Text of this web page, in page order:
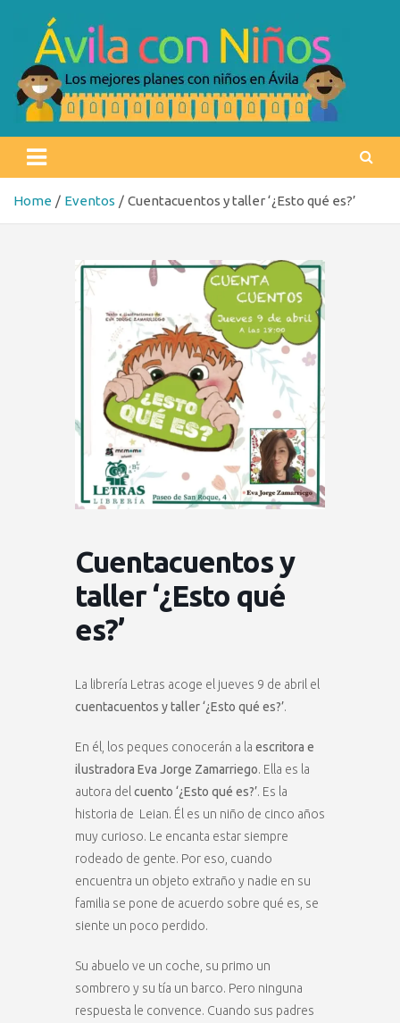
content
Ávila con niños
Home Eventos Cuentacuentos y taller ‘¿Esto qué es?’
Cuentacuentos y
taller ‘¿Esto qué
es?’
La librería Letras acoge el jueves 9 de abril el
cuentacuentos y taller ‘¿Esto qué es?’.
En él, los peques conocerán a la escritora e
ilustradora Eva Jorge Zamarriego. Ella es la
autora del cuento ‘¿Esto qué es?’. Es la
historia de Leian. Él es un niño de cinco años
muy curioso. Le encanta estar siempre
rodeado de gente. Por eso, cuando
encuentra un objeto extraño y nadie en su
familia se pone de acuerdo sobre qué es, se
siente un poco perdido.
Su abuelo ve un coche, su primo un
sombrero y su tía un barco. Pero ninguna
respuesta le convence. Cuando sus padres